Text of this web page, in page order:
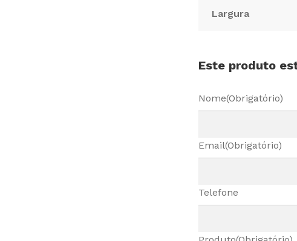
Largura
Este produto
Nome(Obrigatório)
Email(Obrigatório)
Telefone